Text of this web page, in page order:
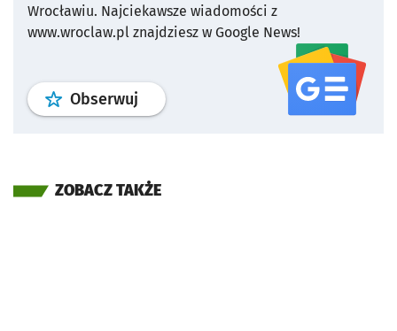
Wrocławiu. Najciekawsze wiadomości z
www.wroclaw.pl znajdziesz w Google News!
Obserwuj profil serwisu
ZOBACZ TAKŻE